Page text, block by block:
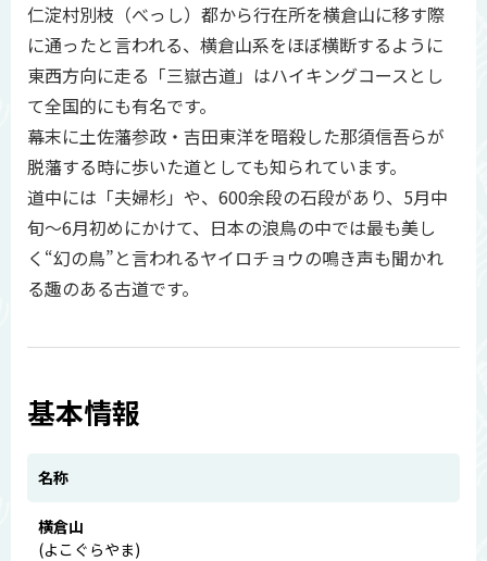
仁淀村別枝（べっし）都から行在所を横倉山に移す際
に通ったと言われる、横倉山系をほぼ横断するように
東西方向に走る「三嶽古道」はハイキングコースとし
て全国的にも有名です。
幕末に土佐藩参政・吉田東洋を暗殺した那須信吾らが
脱藩する時に歩いた道としても知られています。
道中には「夫婦杉」や、600余段の石段があり、5月中
旬～6月初めにかけて、日本の浪鳥の中では最も美し
く“幻の鳥”と言われるヤイロチョウの鳴き声も聞かれ
る趣のある古道です。
基本情報
名称
横倉山
(よこぐらやま)